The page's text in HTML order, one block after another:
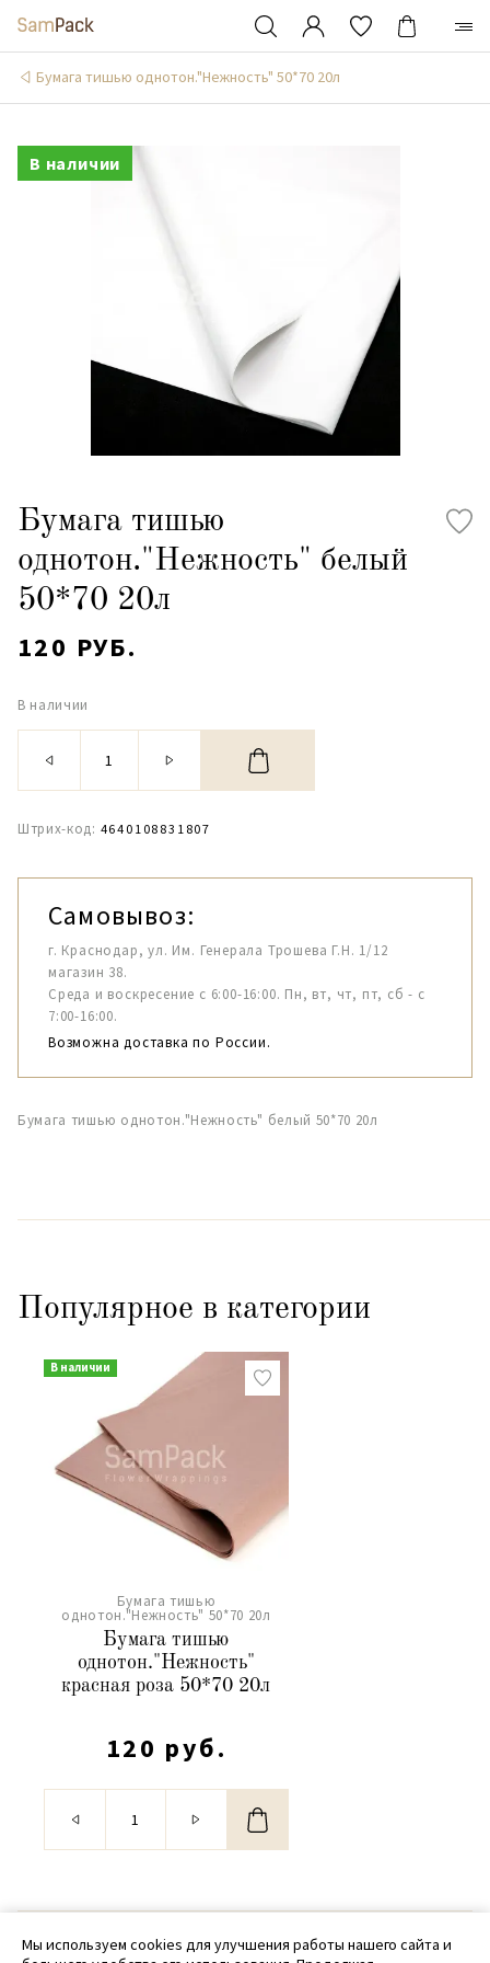
Бумага тишью однотон."Нежность" 50*70 20л
В наличии
Бумага тишью
однотон."Нежность" белый
50*70 20л
120 РУБ.
В наличии
Штрих-код: 4640108831807
Самовывоз:
г. Краснодар, ул. Им. Генерала Трошева Г.Н. 1/12
магазин 38.
Среда и воскресение с 6:00-16:00. Пн, вт, чт, пт, сб - с
7:00-16:00.
Возможна доставка по России.
Бумага тишью однотон."Нежность" белый 50*70 20л
Популярное в категории
В наличии
Бумага тишью
однотон."Нежность" 50*70 20л
Бумага тишью
однотон."Нежность"
красная роза 50*70 20л
120 руб.
© 2020 - 2026 SamPack
Мы используем cookies для улучшения работы нашего сайта и